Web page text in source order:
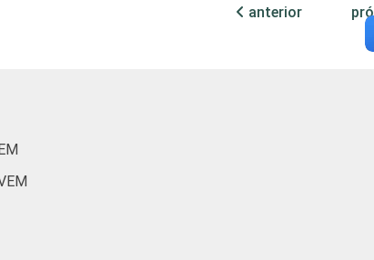
da Informação (Cetic.br), Pesquisa sobre o uso das
anterior